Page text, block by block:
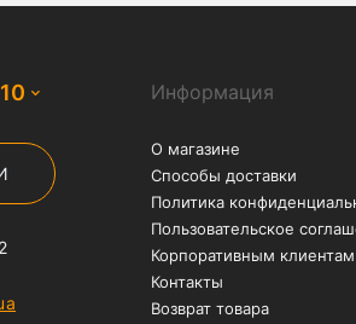
В течение 30 дней – без